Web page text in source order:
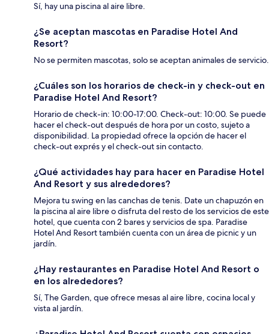
Sí, hay una piscina al aire libre.
¿Se aceptan mascotas en Paradise Hotel And
Resort?
No se permiten mascotas, solo se aceptan animales de servicio.
¿Cuáles son los horarios de check-in y check-out en
Paradise Hotel And Resort?
Horario de check-in: 10:00-17:00. Check-out: 10:00. Se puede
hacer el check-out después de hora por un costo, sujeto a
disponibilidad. La propiedad ofrece la opción de hacer el
check-out exprés y el check-out sin contacto.
¿Qué actividades hay para hacer en Paradise Hotel
And Resort y sus alrededores?
Mejora tu swing en las canchas de tenis. Date un chapuzón en
la piscina al aire libre o disfruta del resto de los servicios de este
hotel, que cuenta con 2 bares y servicios de spa. Paradise
Hotel And Resort también cuenta con un área de picnic y un
jardín.
¿Hay restaurantes en Paradise Hotel And Resort o
en los alrededores?
Sí, The Garden, que ofrece mesas al aire libre, cocina local y
vista al jardín.